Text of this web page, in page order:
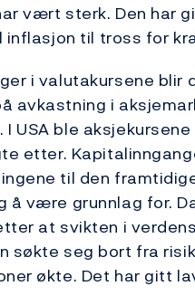
vært sterk. Den har
inflasjon til tross for
i valutakursene
avkastning i
I USA ble
etter.
til den
å være grunnlag for.
at svikten i
søkte seg bort fra
økte. Det har gitt